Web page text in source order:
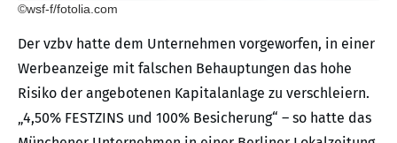
©wsf-f/fotolia.com
Der vzbv hatte dem Unternehmen vorgeworfen, in einer
Werbeanzeige mit falschen Behauptungen das hohe
Risiko der angebotenen Kapitalanlage zu verschleiern.
„4,50% FESTZINS und 100% Besicherung“ – so hatte das